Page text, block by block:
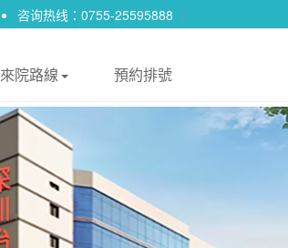
咨询热线：0755-25595888 |
來院路線 預約排號